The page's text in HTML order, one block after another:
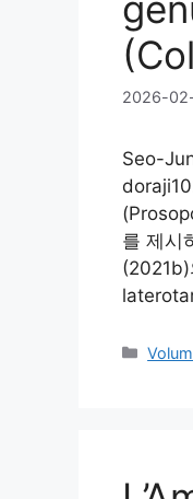
2026-
Seo-
를 제시
카